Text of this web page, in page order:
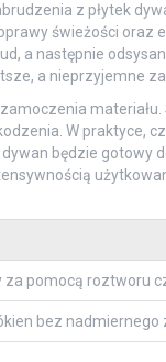
z płytek
świeżości oraz
a następnie
a nieprzyjemne
W praktyce,
dywan będzie gotowy
pomocą roztworu
bez nadmiernego